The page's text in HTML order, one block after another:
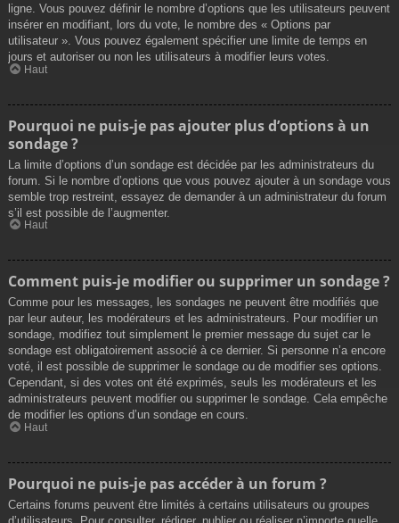
ligne. Vous pouvez définir le nombre d’options que les utilisateurs peuvent
insérer en modifiant, lors du vote, le nombre des « Options par
utilisateur ». Vous pouvez également spécifier une limite de temps en
jours et autoriser ou non les utilisateurs à modifier leurs votes.
Haut
Pourquoi ne puis-je pas ajouter plus d’options à un
sondage ?
La limite d’options d’un sondage est décidée par les administrateurs du
forum. Si le nombre d’options que vous pouvez ajouter à un sondage vous
semble trop restreint, essayez de demander à un administrateur du forum
s’il est possible de l’augmenter.
Haut
Comment puis-je modifier ou supprimer un sondage ?
Comme pour les messages, les sondages ne peuvent être modifiés que
par leur auteur, les modérateurs et les administrateurs. Pour modifier un
sondage, modifiez tout simplement le premier message du sujet car le
sondage est obligatoirement associé à ce dernier. Si personne n’a encore
voté, il est possible de supprimer le sondage ou de modifier ses options.
Cependant, si des votes ont été exprimés, seuls les modérateurs et les
administrateurs peuvent modifier ou supprimer le sondage. Cela empêche
de modifier les options d’un sondage en cours.
Haut
Pourquoi ne puis-je pas accéder à un forum ?
Certains forums peuvent être limités à certains utilisateurs ou groupes